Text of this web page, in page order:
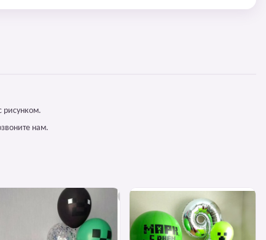
рисунком.
нам.